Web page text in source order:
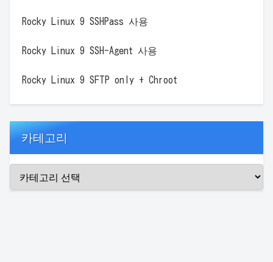
Rocky Linux 9 SSHPass 사용
Rocky Linux 9 SSH-Agent 사용
Rocky Linux 9 SFTP only + Chroot
카테고리